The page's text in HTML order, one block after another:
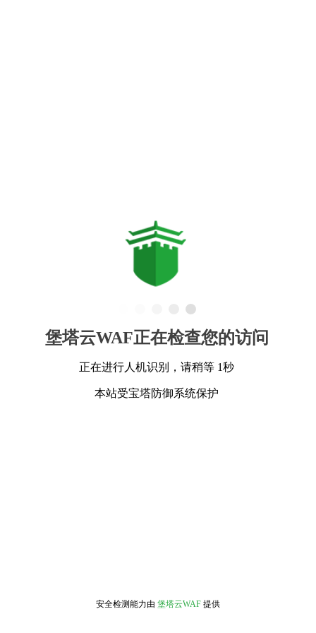
堡塔云WAF正在检查您的访问
正在进行人机识别，请稍等 1秒
本站受宝塔防御系统保护
安全检测能力由 堡塔云WAF 提供